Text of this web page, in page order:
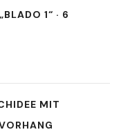
1“ · 6
MIT